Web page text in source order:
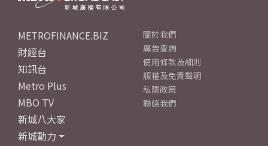
METROFINANCE.BIZ
財經台
知訊台
Metro Plus
MBO TV
新城八大家
新城動力
關於我們
廣告查詢
使用條款及細則
版權及免責聲明
私隱政策
聯絡我們